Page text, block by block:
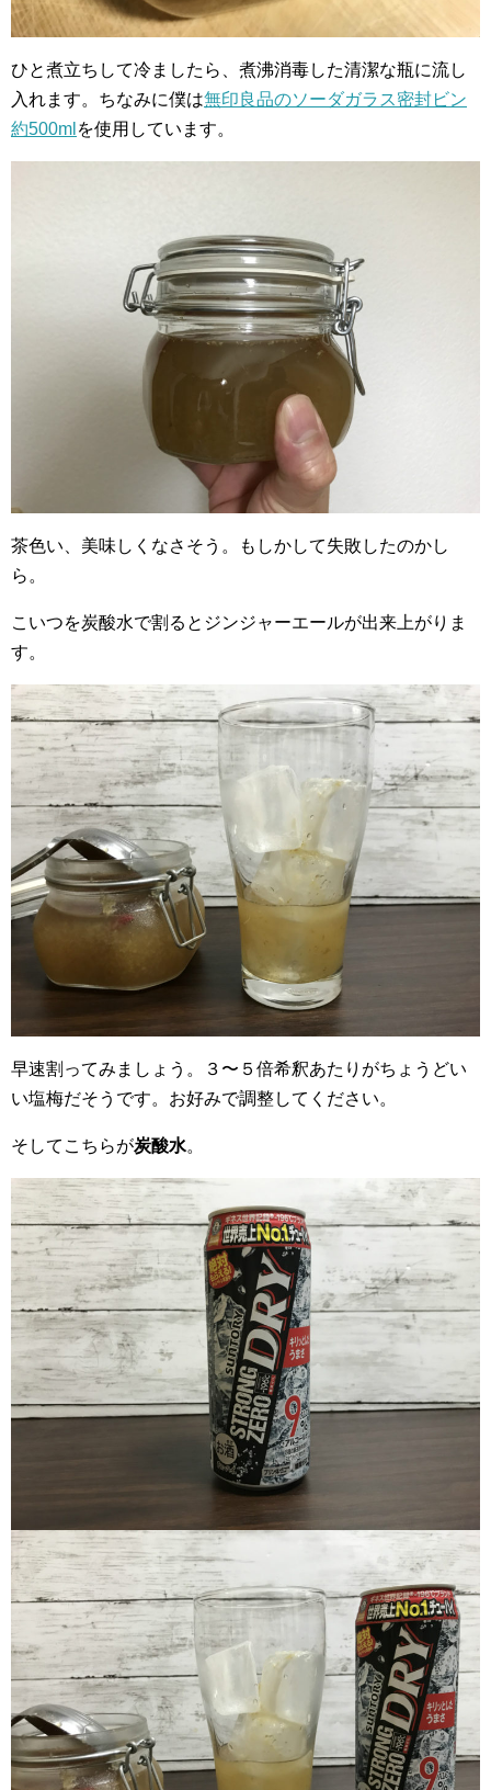
ひと煮立ちして冷ましたら、煮沸消毒した清潔な瓶に流し
入れます。ちなみに僕は無印良品のソーダガラス密封ビン
約500ml を使用しています。
茶色い、美味しくなさそう。もしかして失敗したのかし
ら。
こいつを炭酸水で割るとジンジャーエールが出来上がりま
す。
早速割ってみましょう。３〜５倍希釈あたりがちょうどい
い塩梅だそうです。お好みで調整してください。
そしてこちらが炭酸水。